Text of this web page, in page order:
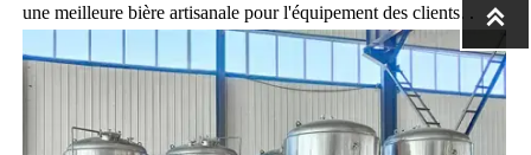
une meilleure bière artisanale pour l'équipement des clients. .
